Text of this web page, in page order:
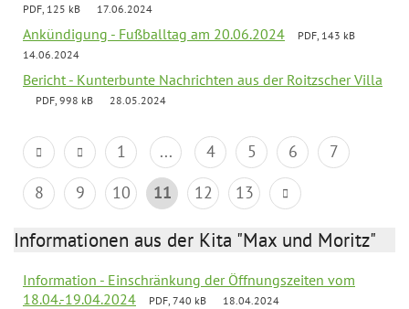
PDF, 125 kB 17.06.2024
Ankündigung - Fußballtag am 20.06.2024
PDF, 143 kB
14.06.2024
Bericht - Kunterbunte Nachrichten aus der Roitzscher Villa
PDF, 998 kB 28.05.2024
1 ... 4 5 6
7
8
9 10 11 12 13
Informationen aus der Kita "Max und Moritz"
Information - Einschränkung der Öffnungszeiten vom
18.04.-19.04.2024
PDF, 740 kB 18.04.2024